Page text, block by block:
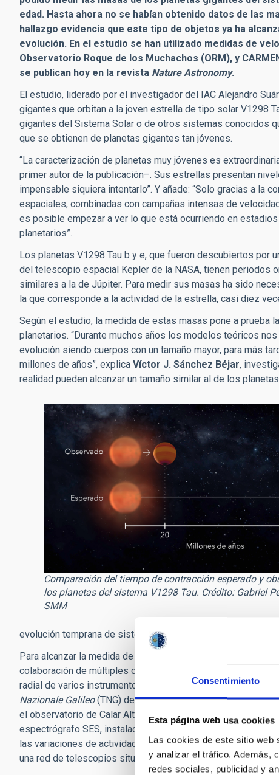
Consentimiento
Esta página web usa cookies
Las cookies de este sitio web
y analizar el tráfico. Además,
redes sociales, publicidad y
edad. Hasta ahora no se habían obtenido datos de las
hallazgo evidencia que este tipo de objetos ya ha
evolución. En el estudio se han utilizado medidas de
Observatorio Roque de los Muchachos (ORM), y
se publican hoy en la revista Nature Astronomy.
El estudio, liderado por el investigador del IAC Alejandro
gigantes que orbitan a la joven estrella de tipo solar V1298
gigantes del Sistema Solar o de otros sistemas conocidos
que se obtienen de planetas gigantes tan jóvenes.
“La caracterización de planetas muy jóvenes es
primer autor de la publicación­–. Sus estrellas presentan
impensable siquiera intentarlo”. Y añade: “Solo gracias a la
espaciales, combinadas con campañas intensas de
es posible empezar a ver lo que está ocurriendo en
planetarios”.
Los planetas V1298 Tau b y e, que fueron descubiertos por
del telescopio espacial Kepler de la NASA, tienen periodos
similares a la de Júpiter. Para medir sus masas ha sido
la que corresponde a la actividad de la estrella, casi diez
Según el estudio, la medida de estas masas pone a
planetarios. “Durante muchos años los modelos teóricos
evolución siendo cuerpos con un tamaño mayor, para más
millones de años”, explica Víctor J. Sánchez Béjar,
realidad pueden alcanzar un tamaño similar al de los
Comparación del tiempo de contracción esperado y
los planetas del sistema V1298 Tau. Crédito: Gabriel
SMM
evolución temprana de sistemas planetarios como el nuestro.
Para alcanzar la medida de estas masas, el estudio ha
colaboración de múltiples observatorios e instituciones de
radial de varios instrumentos como el espectrógrafo
Nazionale Galileo(TNG) del Observatorio Roque de los
el observatorio de Calar Alto; el espectrógrafo HERMES, en
espectrógrafo SES, instalado en el telescopio STELLA del
las variaciones de actividad de la estrella se han usado
una red de telescopios situada alrededor del mundo.